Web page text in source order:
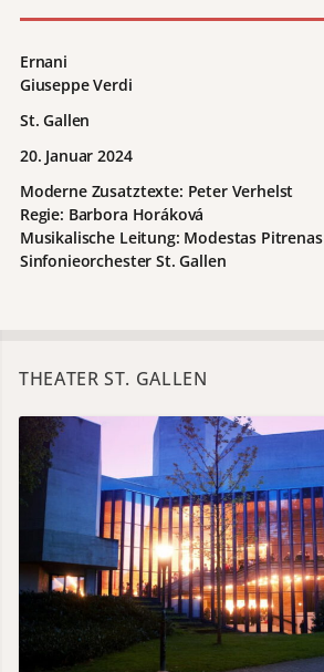
Ernani
Giuseppe Verdi
St. Gallen
20. Januar 2024
Moderne Zusatztexte: Peter Verhelst
Regie: Barbora Horáková
Musikalische Leitung: Modestas Pitrenas
Sinfonieorchester St. Gallen
THEATER ST. GALLEN